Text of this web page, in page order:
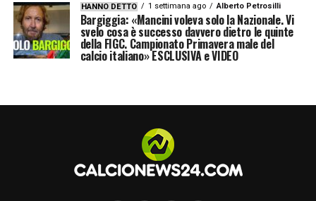
HANNO DETTO 1 settimana ago Alberto Petrosilli
Bargiggia: «Mancini voleva solo la Nazionale. Vi
svelo cosa è successo davvero dietro le quinte
della FIGC. Campionato Primavera male del
calcio italiano» ESCLUSIVA e VIDEO